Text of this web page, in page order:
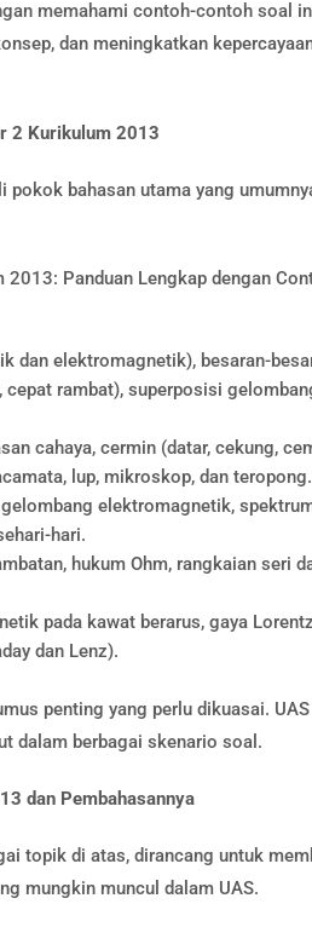
memahami contoh-contoh soal
dan meningkatkan
2 Kurikulum 2013
bahasan utama yang
dan elektromagnetik), besaran-
rambat), superposisi
cahaya, cermin (datar, cekung,
lup, mikroskop, dan teropong.
elektromagnetik,
hari.
hukum Ohm, rangkaian seri
pada kawat berarus, gaya
dan Lenz).
penting yang perlu dikuasai.
dalam berbagai skenario soal.
dan Pembahasannya
topik di atas, dirancang untuk
mungkin muncul dalam UAS.